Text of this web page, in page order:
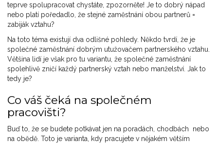
teprve spolupracovat chystáte, zpozorněte! Je to dobrý nápad
nebo platí poředadlo, že stejné zaměstnání obou partnerů =
zabiják vztahu?
Na toto téma existují dva odlišné pohledy. Někdo tvrdí, že je
společné zaměstnání dobrým utužovačem partnerského vztahu.
Většina lidí je však pro tu variantu, že společné zaměstnání
spolehlivě zničí každý partnerský vztah nebo manželství. Jak to
tedy je?
Co váš čeká na společném
pracovišti?
Buď to, že se budete potkávat jen na poradách, chodbách nebo
na obědě. Toto je varianta, kdy pracujete v nějakém větším